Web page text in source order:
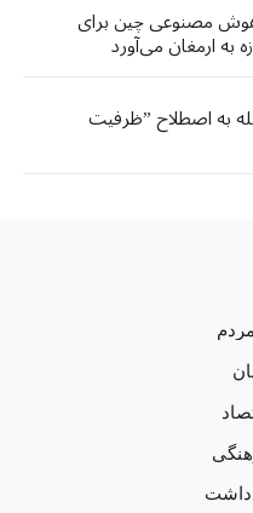
هوش مصنوعی چین برای
ارمغان می‌آورد
به اصطلاح ”ظرفیت